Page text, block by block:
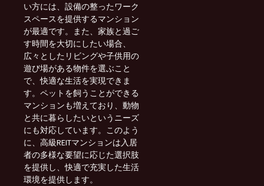
い方には、設備の整ったワーク
スペースを提供するマンション
が最適です。また、家族と過ご
す時間を大切にしたい場合、
広々としたリビングや子供用の
遊び場がある物件を選ぶこと
で、快適な生活を実現できま
す。ペットを飼うことができる
マンションも増えており、動物
と共に暮らしたいというニーズ
にも対応しています。このよう
に、高級REITマンションは入居
者の多様な要望に応じた選択肢
を提供し、快適で充実した生活
環境を提供します。